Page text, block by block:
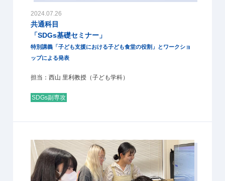
2024.07.26
共通科目
「SDGs基礎セミナー」
特別講義「子ども支援における子ども食堂の役割」とワークショ
ップによる発表
担当：西山 里利教授（子ども学科）
SDGs副専攻